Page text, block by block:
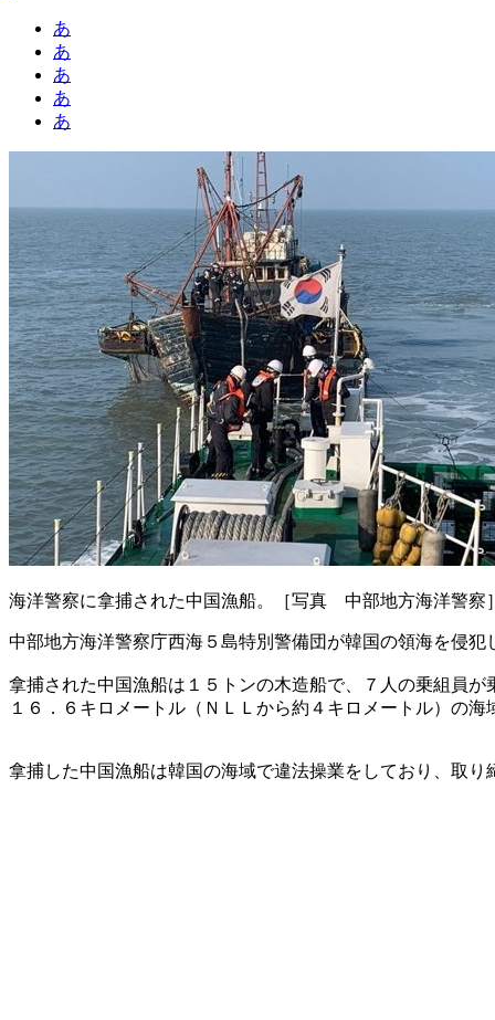
あ
あ
あ
あ
あ
海洋警察に拿捕された中国漁船。［写真 中部地方海洋警察］
中部地方海洋警察庁西海５島特別警備団が韓国の領海を侵
拿捕された中国漁船は１５トンの木造船で、７人の乗組員
１６．６キロメートル（ＮＬＬから約４キロメートル）の
拿捕した中国漁船は韓国の海域で違法操業をしており、取